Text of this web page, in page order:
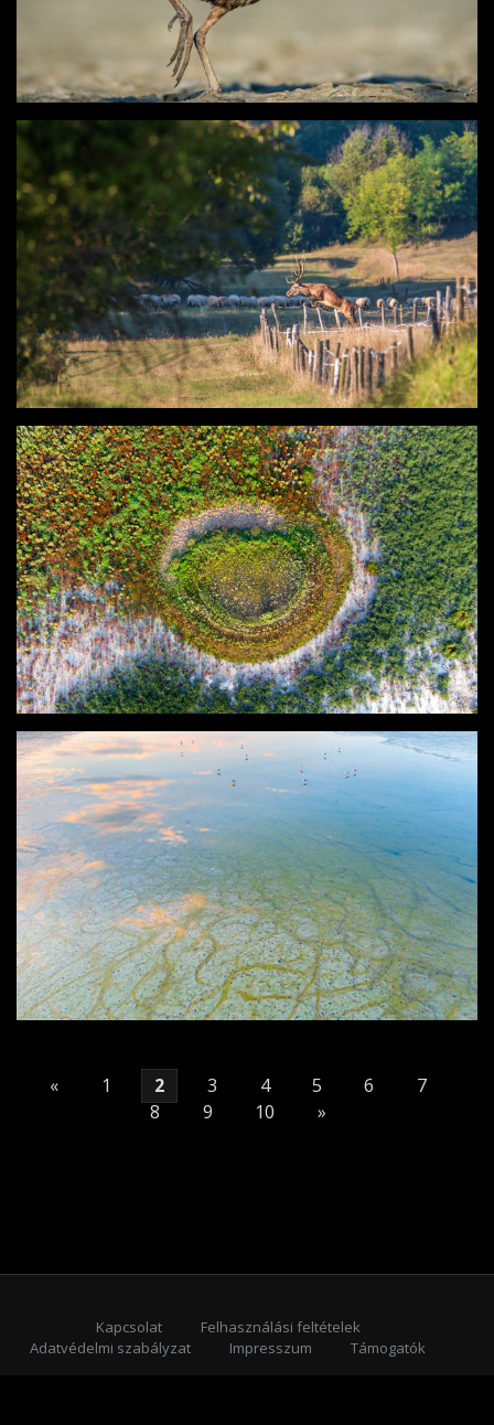
« 1 2 3 4 5 6
7
8
9 10 »
Kapcsolat
Felhasználási feltételek
Adatvédelmi szabályzat
Impresszum
Támogatók